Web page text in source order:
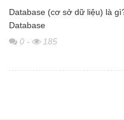
Database (cơ sở dữ liệu) là
Database
0 - 185